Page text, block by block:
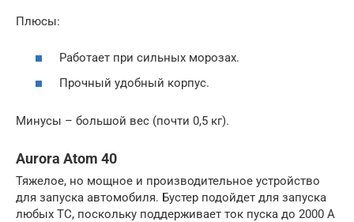
Плюсы:
Работает при сильных морозах.
Прочный удобный корпус.
Минусы – большой вес (почти 0,5 кг).
Aurora Atom 40
Тяжелое, но мощное и производительное устройство
для запуска автомобиля. Бустер подойдет для запуска
любых ТС, поскольку поддерживает ток пуска до 2000 А